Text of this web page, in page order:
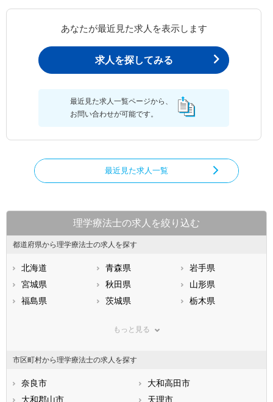
あなたが最近見た求人を表示します
求人を探してみる
最近見た求人一覧ページから、
お問い合わせが可能です。
最近見た求人一覧
理学療法士の求人を絞り込む
都道府県から理学療法士の求人を探す
北海道 青森県
岩手県
宮城県
秋田県
山形県
福島県
茨城県
栃木県
神奈川県
石川県
福井県
静岡県
三重県
滋賀県
もっと見る
市区町村から理学療法士の求人を探す
奈良市
大和高田市
大和郡山市
天理市